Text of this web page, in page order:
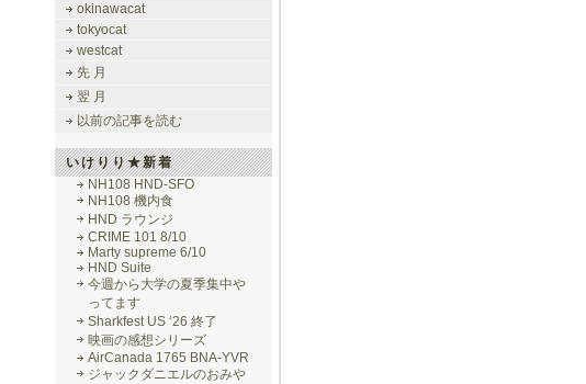
okinawacat
tokyocat
westcat
先 月
翌 月
以前の記事を読む
いけりり★新着
NH108 HND-SFO
NH108 機内食
HND ラウンジ
CRIME 101 8/10
Marty supreme 6/10
HND Suite
今週から大学の夏季集中や
ってます
Sharkfest US ‘26 終了
映画の感想シリーズ
AirCanada 1765 BNA-YVR
ジャックダニエルのおみや